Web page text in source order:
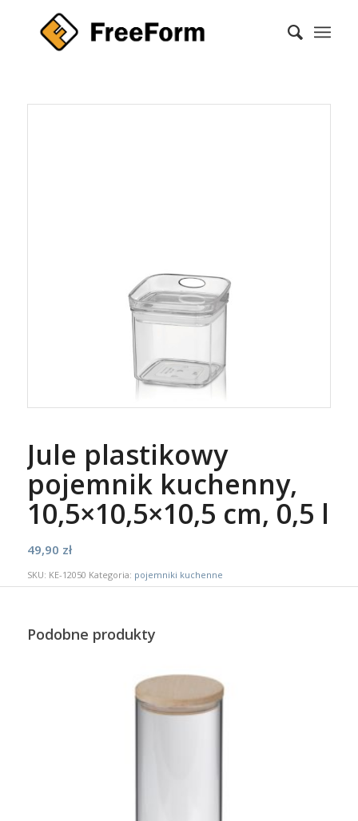
Jule plastikowy
pojemnik kuchenny,
10,5×10,5×10,5 cm, 0,5 l
49,90 zł
SKU: KE-12050 Kategoria: pojemniki kuchenne
Podobne produkty